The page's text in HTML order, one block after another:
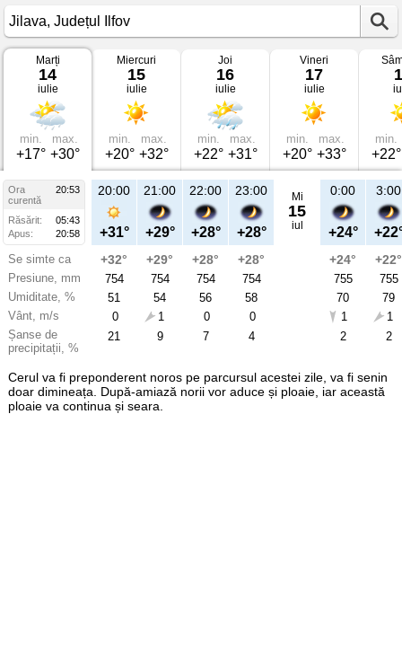
Vremea
Jilava
14
iulie
2026
Județul
Ilfov
Marți
14
iulie
min.
+17°
max.
+30°
Miercuri
15
iulie
min.
+20°
max.
+32°
Joi
16
iulie
min.
+22°
max.
+31°
Vineri
17
iulie
min.
+20°
max.
+33°
min.
+22°
Ora
20:53
curentă
Răsărit:
05:43
Apus:
20:58
Se simte ca
Presiune, mm
Umiditate, %
Vânt, m/s
Șanse de
precipitații, %
20:00
+31°
+32°
754
51
0
21
21:00
+29°
+29°
754
54
1
9
22:00
+28°
+28°
754
56
0
7
23:00
+28°
+28°
754
58
0
4
Mi
15
iul
0:00
+24°
+24°
755
70
1
2
3:00
+22°
755
79
1
2
Cerul va fi preponderent noros pe parcursul acestei zile, va fi senin
doar dimineața. După-amiază norii vor aduce și ploaie, iar această
ploaie va continua și seara.